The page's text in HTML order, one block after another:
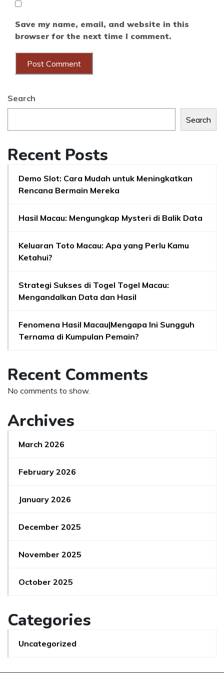
Save my name, email, and website in this
browser for the next time I comment.
Search
Search
Recent Posts
Demo Slot: Cara Mudah untuk Meningkatkan
Rencana Bermain Mereka
Hasil Macau: Mengungkap Mysteri di Balik Data
Keluaran Toto Macau: Apa yang Perlu Kamu
Ketahui?
Strategi Sukses di Togel Togel Macau:
Mengandalkan Data dan Hasil
Fenomena Hasil Macau|Mengapa Ini Sungguh
Ternama di Kumpulan Pemain?
Recent Comments
No comments to show.
Archives
March 2026
February 2026
January 2026
December 2025
November 2025
October 2025
Categories
Uncategorized